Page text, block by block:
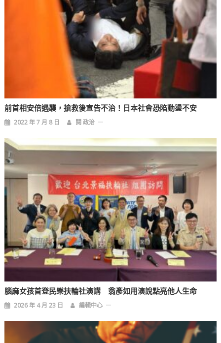
前首相安倍遇襲，搶救後宣告不治！日本社會恐陷動盪不安
2022 年 7 月 8 日 閱 政治
腦麻女孩首登民樂扶輪社演講 翁彥如用演說點亮他人生命
2026 年 4 月 23 日 編輯中心